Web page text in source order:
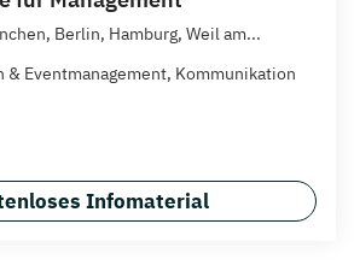
Berlin, Hamburg, Weil am...
& Eventmanagement, Kommunikation
Infomaterial